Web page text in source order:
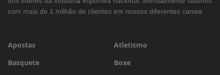
com mais de 1 milhão de clientes em nossos diferentes canais.
Apostas
Atletismo
Basquete
Boxe